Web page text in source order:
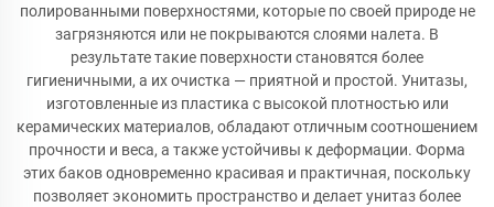
полированными поверхностями, которые по своей природе не
загрязняются или не покрываются слоями налета. В
результате такие поверхности становятся более
гигиеничными, а их очистка — приятной и простой. Унитазы,
изготовленные из пластика с высокой плотностью или
керамических материалов, обладают отличным соотношением
прочности и веса, а также устойчивы к деформации. Форма
этих баков одновременно красивая и практичная, поскольку
позволяет экономить пространство и делает унитаз более